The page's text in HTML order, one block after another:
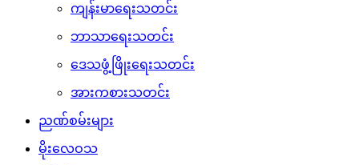
ကျန်းမာရေးသတင်း
ဘာသာရေးသတင်း
ဒေသဖွံ့ဖြိုးရေးသတင်း
အားကစားသတင်း
ညဏ်စမ်းများ
မိုးလေဝသ